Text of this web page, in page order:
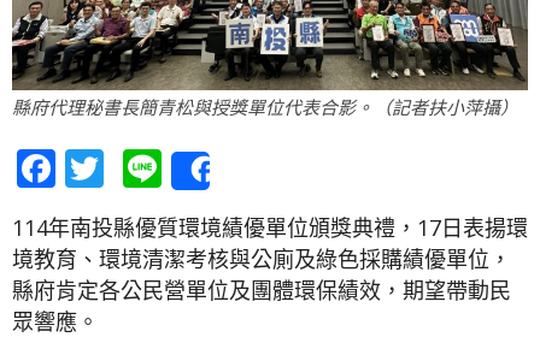
縣府代理秘書長簡青松與授獎單位代表合影。（記者扶小萍攝）
Facebook
Twitter
Line
114年南投縣優質環境績優單位頒獎典禮，17日表揚環
境教育、環境清潔考核與公廁及綠色採購績優單位，
縣府肯定各公民營單位及團體環保績效，期望帶動民
眾響應。